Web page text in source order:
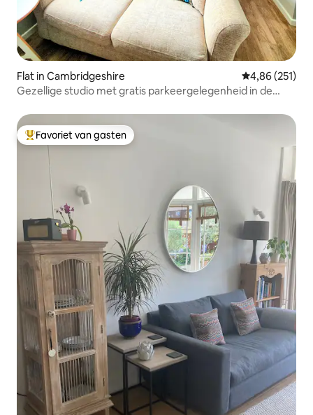
Flat in Cambridgeshire Gemiddelde
4,86 (251)
Gezellige studio met gratis parkeergelegenheid in de
Topfavoriet van gasten
Favoriet van gasten